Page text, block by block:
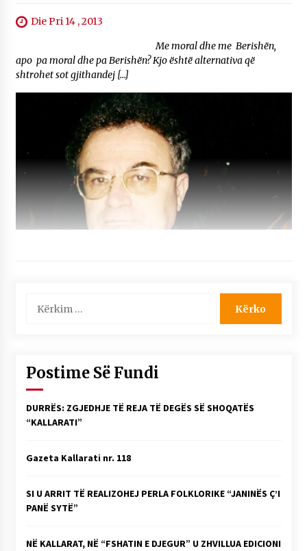
Die Pri 14 , 2013
Me moral dhe me Berishën,
apo pa moral dhe pa Berishën? Kjo është alternativa që
shtrohet sot gjithandej […]
për:
Postime Së Fundi
DURRËS: ZGJEDHJE TË REJA TË DEGËS SË SHOQATËS
“KALLARATI”
Gazeta Kallarati nr. 118
SI U ARRIT TË REALIZOHEJ PERLA FOLKLORIKE “JANINËS Ç’I
PANË SYTË”
NË KALLARAT, NË “FSHATIN E DJEGUR” U ZHVILLUA EDICIONI